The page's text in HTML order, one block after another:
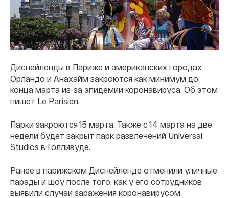
Диснейленды в Париже и американских городах
Орландо и Анахайм закроются как минимум до
конца марта из-за эпидемии коронавируса. Об этом
пишет Le Parisien.
Парки закроются 15 марта. Также с 14 марта на две
недели будет закрыт парк развлечений Universal
Studios в Голливуде.
Ранее в парижском Диснейленде отменили уличные
парады и шоу после того, как у его сотрудников
выявили случаи заражения коронавирусом.